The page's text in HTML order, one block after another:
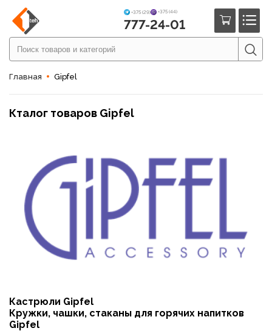
+375 (29) +375 (44)
777-24-01
Главная Gipfel
Кталог товаров Gipfel
Кастрюли Gipfel
Кружки, чашки, стаканы для горячих напитков
Gipfel